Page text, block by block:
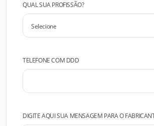
QUAL SUA PROFISSÃO?
TELEFONE COM DDD
DIGITE AQUI SUA MENSAGEM PARA O